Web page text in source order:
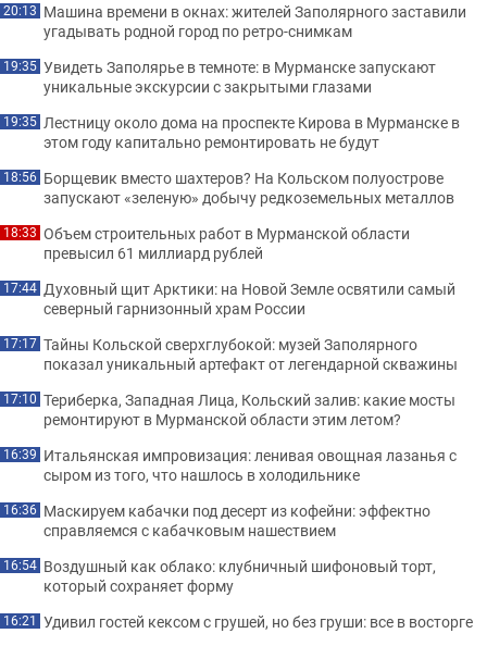
20:13 Машина времени в окнах: жителей Заполярного заставили
угадывать родной город по ретро-снимкам
19:35 Увидеть Заполярье в темноте: в Мурманске запускают
уникальные экскурсии с закрытыми глазами
19:35 Лестницу около дома на проспекте Кирова в Мурманске в
этом году капитально ремонтировать не будут
18:56 Борщевик вместо шахтеров? На Кольском полуострове
запускают «зеленую» добычу редкоземельных металлов
18:33 Объем строительных работ в Мурманской области
превысил 61 миллиард рублей
17:44 Духовный щит Арктики: на Новой Земле освятили самый
северный гарнизонный храм России
17:17 Тайны Кольской сверхглубокой: музей Заполярного
показал уникальный артефакт от легендарной скважины
17:10 Териберка, Западная Лица, Кольский залив: какие мосты
ремонтируют в Мурманской области этим летом?
16:39 Итальянская импровизация: ленивая овощная лазанья с
сыром из того, что нашлось в холодильнике
16:36 Маскируем кабачки под десерт из кофейни: эффектно
справляемся с кабачковым нашествием
16:54 Воздушный как облако: клубничный шифоновый торт,
который сохраняет форму
16:21 Удивил гостей кексом с грушей, но без груши: все в восторге